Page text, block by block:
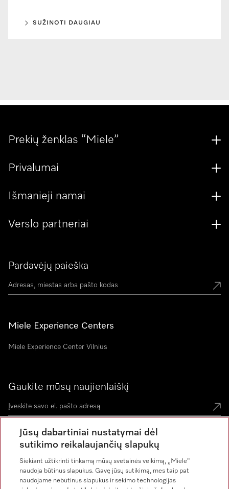
SUŽINOTI DAUGIAU
Pardavėjų paieška
Miele Experience Centers
Miele Experience Center Vilnius
Gaukite mūsų naujienlaiškį
Prekių ženklas “Miele”
Privalumai
Išmanieji namai
Verslo partneriai
Jūsų dabartiniai nustatymai dėl
sutikimo reikalaujančių slapukų
Siekiant užtikrinti tinkamą mūsų svetainės veikimą, „Miele“
naudoja būtinus slapukus. Gavę jūsų sutikimą, mes taip pat
naudojame nebūtinus slapukus ir sekimo technologijas